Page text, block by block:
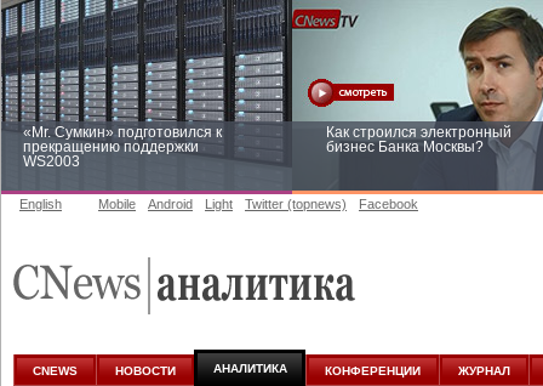
«Mr. Сумкин» подготовился к
прекращению поддержки
WS2003
Как строился электронный
бизнес Банка Москвы?
аналитике
English Mobile Android Light Twitter (topnews) Facebook
CNEWS НОВОСТИ АНАЛИТИКА КОНФЕРЕНЦИИ ЖУРНАЛ